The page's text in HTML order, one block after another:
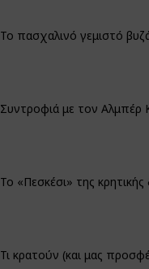
Το πασχαλινό γεμιστό
Συντροφιά με τον Αλμπέρ
Το «Πεσκέσι» της κρητικής
Τι κρατούν (και μας